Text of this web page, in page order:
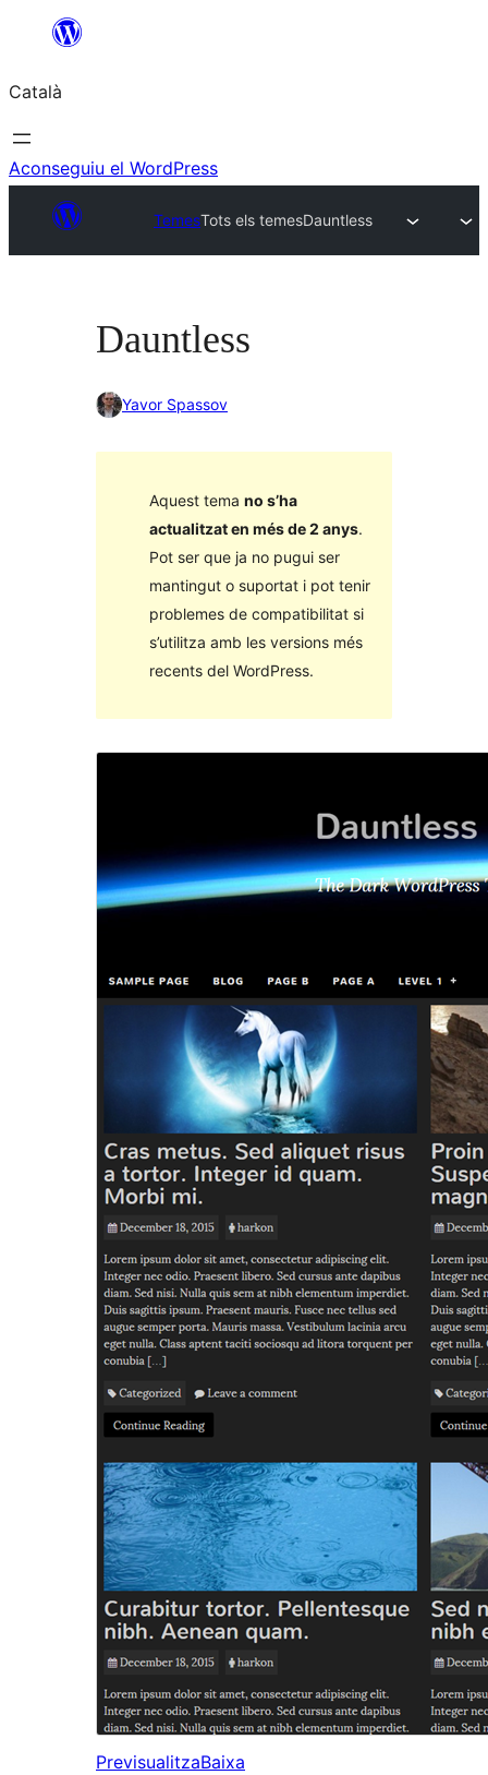
contingut
Català
Aconseguiu el WordPress
TemesTots els temesDauntless
Dauntless
Yavor Spassov
Aquest tema no s’ha
actualitzat en més de 2 anys.
Pot ser que ja no pugui ser
mantingut o suportat i pot tenir
problemes de compatibilitat si
s’utilitza amb les versions més
recents del WordPress.
PrevisualitzaBaixa